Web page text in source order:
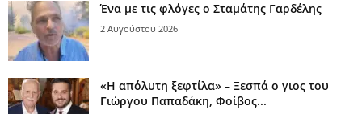
Ένα με τις φλόγες ο Σταμάτης Γαρδέλης
2 Αυγούστου 2026
«Η απόλυτη ξεφτίλα» – Ξεσπά ο γιος του
Γιώργου Παπαδάκη, Φοίβος...